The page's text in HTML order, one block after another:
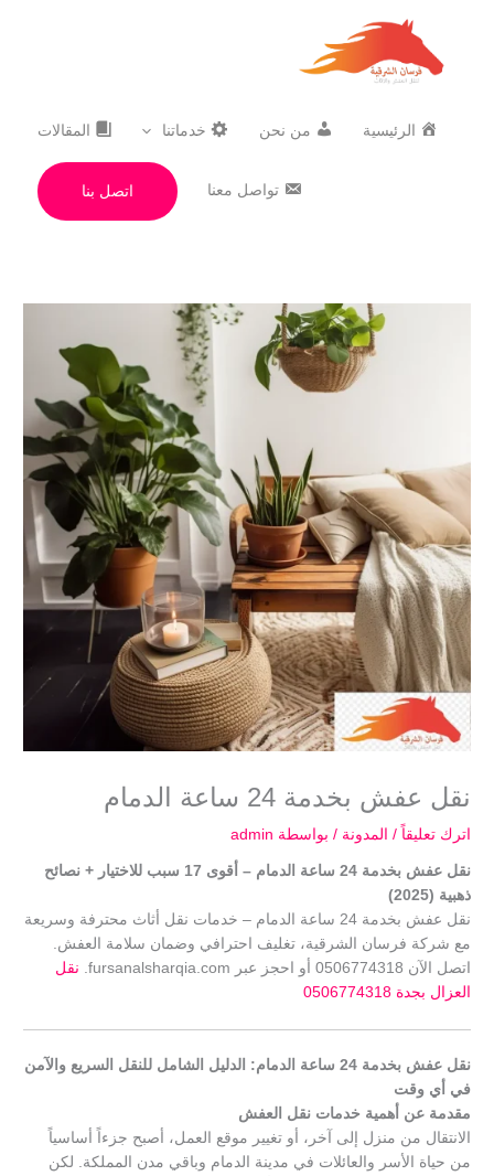
الرئيسية من نحن خدماتنا المقالات
تواصل معنا اتصل بنا
نقل عفش بخدمة 24 ساعة الدمام
اترك تعليقاً / المدونة / بواسطة admin
نقل عفش بخدمة 24 ساعة الدمام – أقوى 17 سبب للاختيار + نصائح
ذهبية (2025)
نقل عفش بخدمة 24 ساعة الدمام – خدمات نقل أثاث محترفة وسريعة
مع شركة فرسان الشرقية، تغليف احترافي وضمان سلامة العفش.
اتصل الآن 0506774318 أو احجز عبر fursanalsharqia.com.
نقل
العزال بجدة 0506774318
نقل عفش بخدمة 24 ساعة الدمام: الدليل الشامل للنقل السريع والآمن
في أي وقت
مقدمة عن أهمية خدمات نقل العفش
الانتقال من منزل إلى آخر، أو تغيير موقع العمل، أصبح جزءاً أساسياً
من حياة الأسر والعائلات في مدينة الدمام وباقي مدن المملكة. لكن